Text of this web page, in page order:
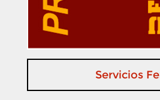
Servicios